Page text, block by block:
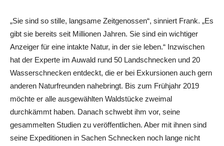
„Sie sind so stille, langsame Zeitgenossen“, sinniert Frank. „Es
gibt sie bereits seit Millionen Jahren. Sie sind ein wichtiger
Anzeiger für eine intakte Natur, in der sie leben.“ Inzwischen
hat der Experte im Auwald rund 50 Landschnecken und 20
Wasserschnecken entdeckt, die er bei Exkursionen auch gern
anderen Naturfreunden nahebringt. Bis zum Frühjahr 2019
möchte er alle ausgewählten Waldstücke zweimal
durchkämmt haben. Danach schwebt ihm vor, seine
gesammelten Studien zu veröffentlichen. Aber mit ihnen sind
seine Expeditionen in Sachen Schnecken noch lange nicht